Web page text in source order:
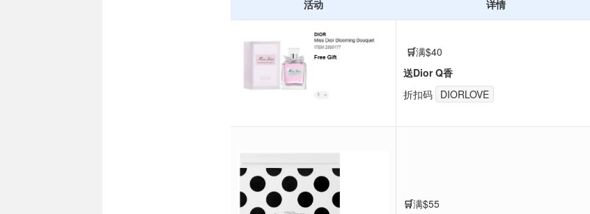
活动 详情
🛒满$40
送Dior Q香
折扣码 DIORLOVE
🛒满$55